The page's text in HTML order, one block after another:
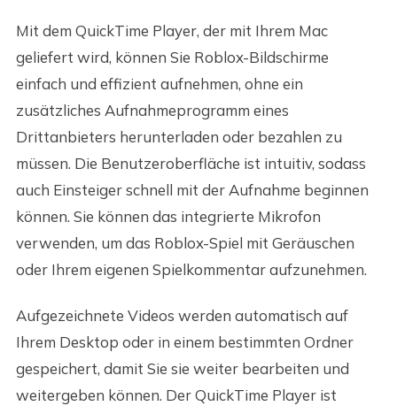
Mit dem QuickTime Player, der mit Ihrem Mac
geliefert wird, können Sie Roblox-Bildschirme
einfach und effizient aufnehmen, ohne ein
zusätzliches Aufnahmeprogramm eines
Drittanbieters herunterladen oder bezahlen zu
müssen. Die Benutzeroberfläche ist intuitiv, sodass
auch Einsteiger schnell mit der Aufnahme beginnen
können. Sie können das integrierte Mikrofon
verwenden, um das Roblox-Spiel mit Geräuschen
oder Ihrem eigenen Spielkommentar aufzunehmen.
Aufgezeichnete Videos werden automatisch auf
Ihrem Desktop oder in einem bestimmten Ordner
gespeichert, damit Sie sie weiter bearbeiten und
weitergeben können. Der QuickTime Player ist